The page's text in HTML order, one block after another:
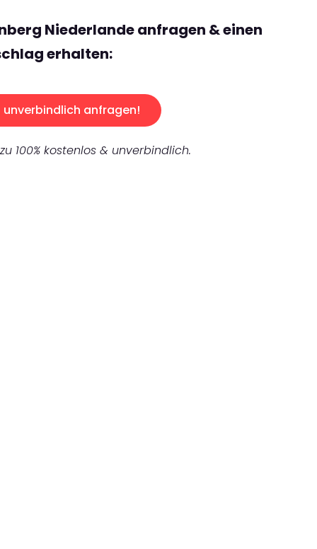
Niederlande anfragen & einen
erhalten:
unverbindlich anfragen!
100% kostenlos & unverbindlich.